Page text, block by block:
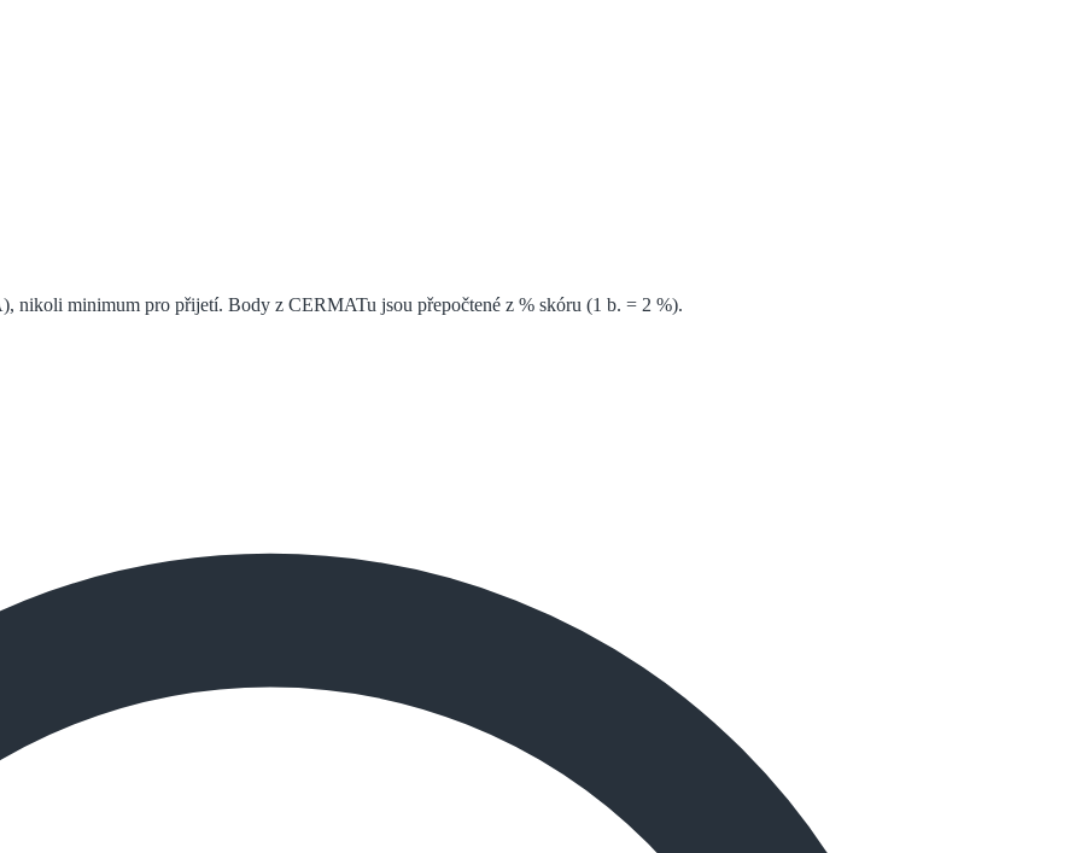
nikoli minimum pro přijetí. Body z CERMATu jsou přepočtené z % skóru (1 b. = 2 %).